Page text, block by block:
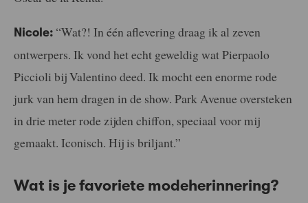
Nicole: “Wat?! In één aflevering draag ik al zeven
ontwerpers. Ik vond het echt geweldig wat Pierpaolo
Piccioli bij Valentino deed. Ik mocht een enorme rode
jurk van hem dragen in de show. Park Avenue oversteken
in drie meter rode zijden chiffon, speciaal voor mij
gemaakt. Iconisch. Hij is briljant.”
Wat is je favoriete modeherinnering?